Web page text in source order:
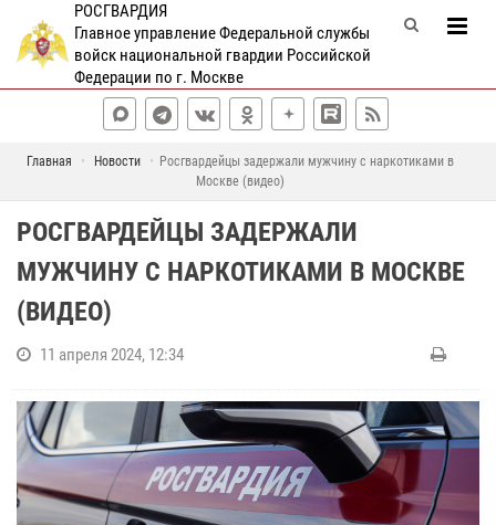
РОСГВАРДИЯ
Главное управление Федеральной службы
войск национальной гвардии Российской
Федерации по г. Москве
Главная Новости
Росгвардейцы задержали мужчину с наркотиками в
Москве (видео)
РОСГВАРДЕЙЦЫ ЗАДЕРЖАЛИ
МУЖЧИНУ С НАРКОТИКАМИ В МОСКВЕ
(ВИДЕО)
11 апреля 2024, 12:34